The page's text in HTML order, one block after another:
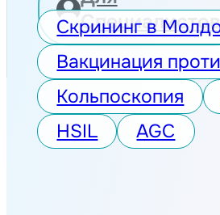
Специалистов
Скрининг в
Вакцинация
Кольпоскопия
HSIL
AGC